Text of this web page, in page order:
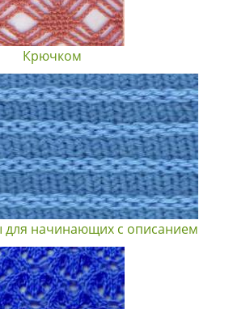
Крючком
для начинающих с описанием